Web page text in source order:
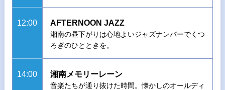
12:00 AFTERNOON JAZZ
湘南の昼下がりは心地よいジャズナンバーでくつ
ろぎのひとときを。
14:00 湘南メモリーレーン
音楽たちが通り抜けた時間。懐かしのオールディ